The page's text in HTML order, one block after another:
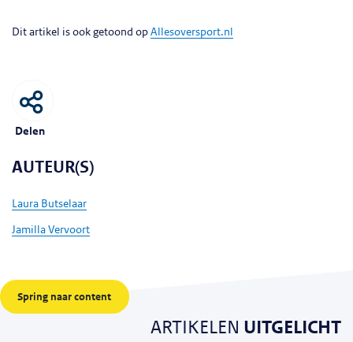
Spring naar content
Dit artikel is ook getoond opAllesoversport.nl
Delen
AUTEUR(S)
Laura Butselaar
Jamilla Vervoort
ARTIKELEN UITGELICHT